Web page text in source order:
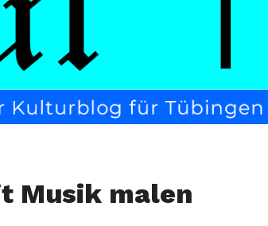
Musik malen